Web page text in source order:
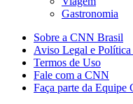
Gastronomia
Sobre a CNN Brasil
Aviso Legal e
Termos de Uso
Fale com a CNN
Faça parte da Equipe